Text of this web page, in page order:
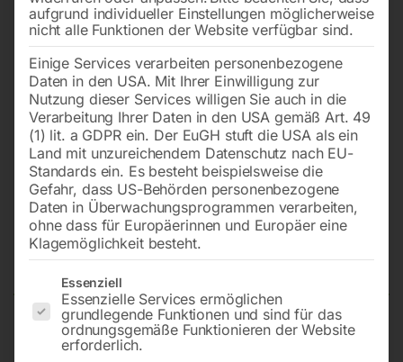
Elektroseilwinde ESW 600
Hebekraft ohne/mit Umlenkrolle: 300 / 600 kg
aufgrund individueller Einstellungen möglicherweise
nicht alle Funktionen der Website verfügbar sind.
Einige Services verarbeiten personenbezogene
Daten in den USA. Mit Ihrer Einwilligung zur
Nutzung dieser Services willigen Sie auch in die
Verarbeitung Ihrer Daten in den USA gemäß Art. 49
(1) lit. a GDPR ein. Der EuGH stuft die USA als ein
Land mit unzureichendem Datenschutz nach EU-
Standards ein. Es besteht beispielsweise die
Gefahr, dass US-Behörden personenbezogene
Daten in Überwachungsprogrammen verarbeiten,
ohne dass für Europäerinnen und Europäer eine
Klagemöglichkeit besteht.
Es folgt eine Liste der Service-Gruppen, für die eine
Essenziell
Essenzielle Services ermöglichen
grundlegende Funktionen und sind für das
ordnungsgemäße Funktionieren der Website
erforderlich.